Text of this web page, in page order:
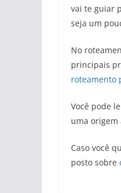
vai te guiar
seja um
No
principais
roteamento
Você pode
uma origem
Caso você
posto sobre